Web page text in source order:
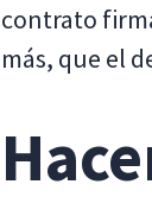
contrato
más, que el